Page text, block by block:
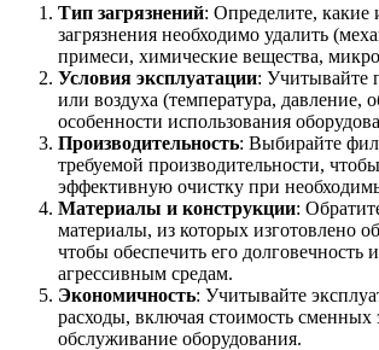
Тип загрязнений: Определите, какие
загрязнения необходимо удалить
примеси, химические вещества,
Условия эксплуатации: Учитывайте
или воздуха (температура, давление,
особенности использования
Производительность: Выбирайте
требуемой производительности,
эффективную очистку при
Материалы и конструкции:
материалы, из которых изготовлено
чтобы обеспечить его долговечность
агрессивным средам.
Экономичность: Учитывайте
расходы, включая стоимость сменных
обслуживание оборудования.